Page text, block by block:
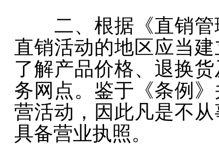
二、根据《直销管
直销活动的地区应当
了解产品价格、退换
务网点。鉴于《条例
营活动，因此凡是不
具备营业执照。